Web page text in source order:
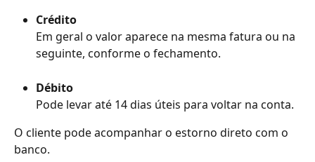
Crédito
Em geral o valor aparece na mesma fatura ou na
seguinte, conforme o fechamento.
Débito
Pode levar até 14 dias úteis para voltar na conta.
O cliente pode acompanhar o estorno direto com o
banco.